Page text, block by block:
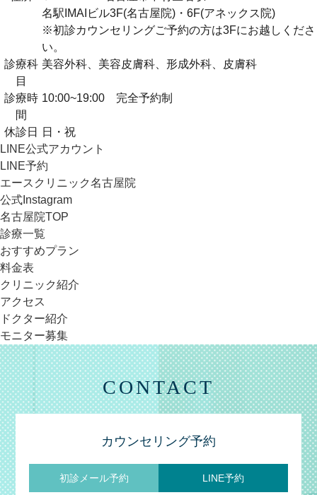
名駅IMAIビル3F(名古屋院)・6F(アネックス院)
※初診カウンセリングご予約の方は3Fにお越しくださ
い。
診療科
目
美容外科、美容皮膚科、形成外科、皮膚科
診療時
間
10:00~19:00 完全予約制
休診日
日・祝
LINE公式アカウント
LINE予約
エースクリニック名古屋院
公式Instagram
名古屋院TOP
診療一覧
おすすめプラン
料金表
クリニック紹介
アクセス
ドクター紹介
モニター募集
CONTACT
カウンセリング予約
初診メール予約 LINE予約